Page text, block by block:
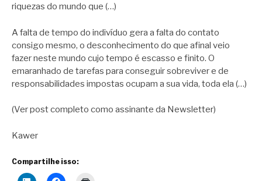
riquezas do mundo que (…)
A falta de tempo do indivíduo gera a falta do contato
consigo mesmo, o desconhecimento do que afinal veio
fazer neste mundo cujo tempo é escasso e finito. O
emaranhado de tarefas para conseguir sobreviver e de
responsabilidades impostas ocupam a sua vida, toda ela (…)
(Ver post completo como assinante da Newsletter)
Kawer
Compartilhe isso: